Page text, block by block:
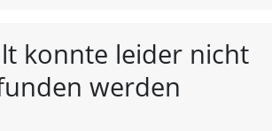
konnte leider nicht
werden